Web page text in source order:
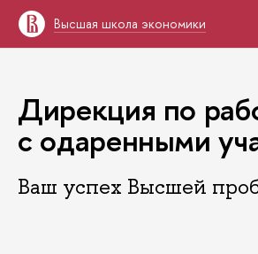
Высшая школа экономики
Дирекция по
с одаренными
Ваш успех Высшей